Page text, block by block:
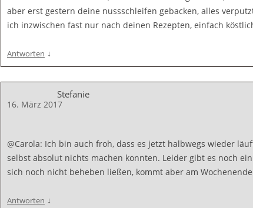
aber erst gestern deine nussschleifen gebacken, alles
ich inzwischen fast nur nach deinen Rezepten, einfach
Antworten ↓
Stefanie
16. März 2017
@Carola: Ich bin auch froh, dass es jetzt halbwegs wieder
selbst absolut nichts machen konnten. Leider gibt es noch
sich noch nicht beheben ließen, kommt aber am
Antworten ↓